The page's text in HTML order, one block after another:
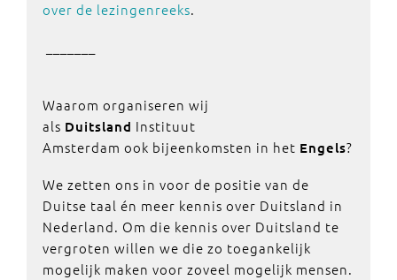
over de lezingenreeks.
Waarom organiseren wij
als Duitsland Instituut
Amsterdam ook bijeenkomsten in het Engels?
We zetten ons in voor de positie van de
Duitse taal én meer kennis over Duitsland in
Nederland. Om die kennis over Duitsland te
vergroten willen we die zo toegankelijk
mogelijk maken voor zoveel mogelijk mensen.